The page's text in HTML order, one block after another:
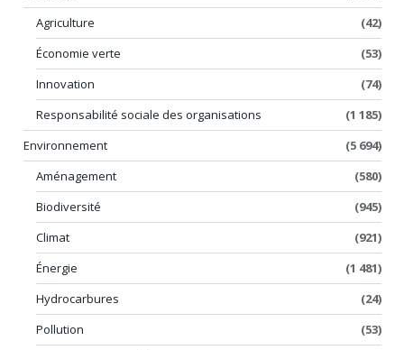
Agriculture
(42)
Économie verte
(53)
Innovation
(74)
Responsabilité sociale des organisations
(1 185)
Environnement
(5 694)
Aménagement
(580)
Biodiversité
(945)
Climat
(921)
Énergie
(1 481)
Hydrocarbures
(24)
Pollution
(53)